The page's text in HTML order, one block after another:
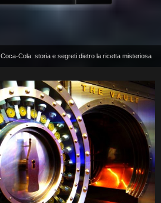
Coca-Cola: storia e segreti dietro la ricetta misteriosa